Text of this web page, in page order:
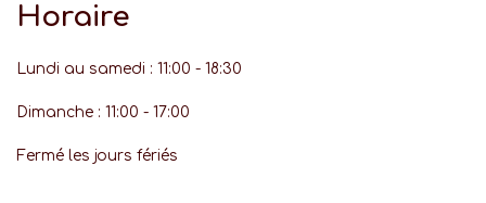
Horaire
Lundi au samedi : 11:00 - 18:30
Dimanche : 11:00 - 17:00
Fermé les jours fériés